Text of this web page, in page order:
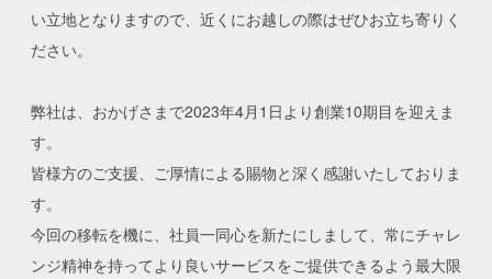
い立地となりますので、近くにお越しの際はぜひお立ち寄りく
ださい。
弊社は、おかげさまで2023年4月1日より創業10期目を迎えま
す。
皆様方のご支援、ご厚情による賜物と深く感謝いたしておりま
す。
今回の移転を機に、社員一同心を新たにしまして、常にチャレ
ンジ精神を持ってより良いサービスをご提供できるよう最大限